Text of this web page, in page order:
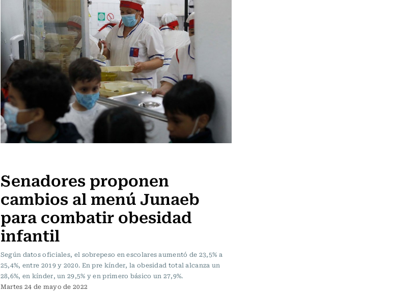
Senadores proponen
cambios al menú Junaeb
para combatir obesidad
infantil
Según datos oficiales, el sobrepeso en escolares aumentó de 23,5% a
25,4%, entre 2019 y 2020. En pre kínder, la obesidad total alcanza un
28,6%, en kínder, un 29,5% y en primero básico un 27,9%.
Martes 24 de mayo de 2022